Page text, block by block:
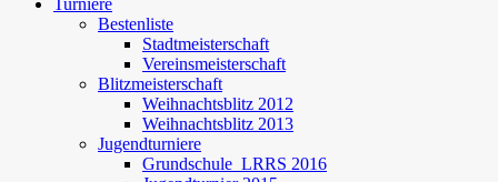
Turniere
Bestenliste
Stadtmeisterschaft
Vereinsmeisterschaft
Blitzmeisterschaft
Weihnachtsblitz 2012
Weihnachtsblitz 2013
Jugendturniere
Grundschule_LRRS 2016